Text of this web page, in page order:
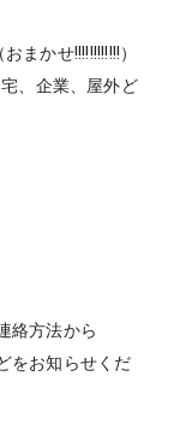
まかせ!!!!!!!!!!!!）
、企業、屋外ど
絡方法から
をお知らせくだ